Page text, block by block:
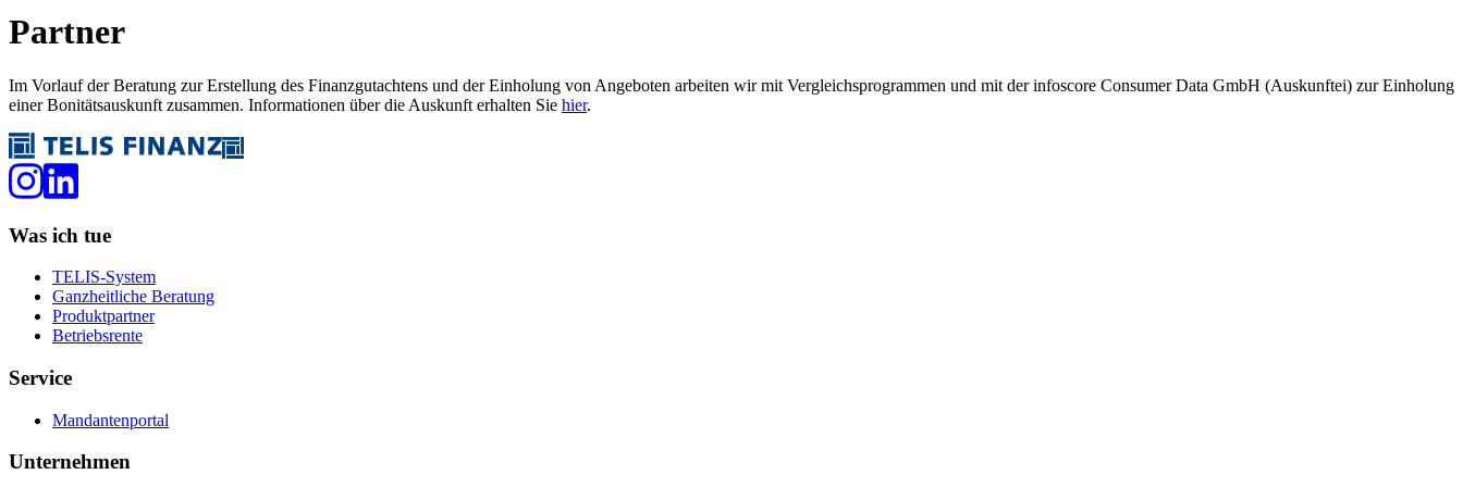
Partner
Im Vorlauf der Beratung zur Erstellung des Finanzgutachtens und der Einholung von Angeboten arbeiten wir mit Vergleichsprogrammen und mit der infoscore Consumer Data GmbH (Auskunftei) zur Einholung
einer Bonitätsauskunft zusammen. Informationen über die Auskunft erhalten Sie hier.
Was ich tue
TELIS-System
Ganzheitliche Beratung
Produktpartner
Betriebsrente
Service
Mandantenportal
Unternehmen